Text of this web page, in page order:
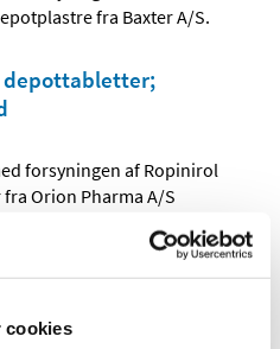
cookies
fra Baxter A/S.
depottabletter;
forsyningen af Ropinirol
Orion Pharma A/S